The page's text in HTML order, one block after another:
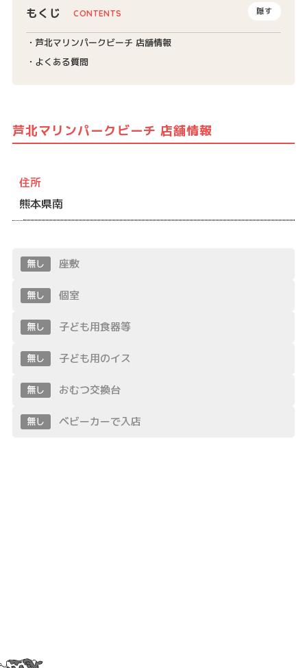
もくじ 隠す
芦北マリンパークビーチ 店舗情報
よくある質問
芦北マリンパークビーチ 店舗情報
住所
熊本県南
無し 座敷
無し 個室
無し 子ども用食器等
無し 子ども用のイス
無し おむつ交換台
無し ベビーカーで入店